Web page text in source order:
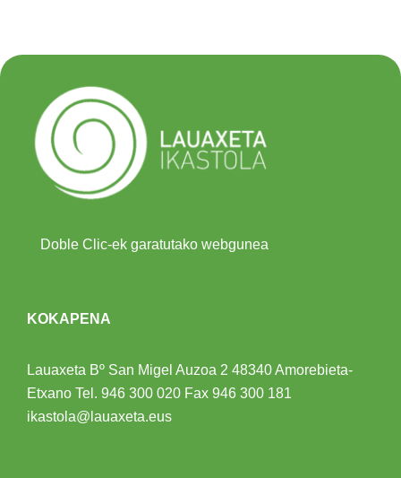
Doble Clic-ek garatutako webgunea
KOKAPENA
Lauaxeta Bº San Migel Auzoa 2 48340 Amorebieta-
Etxano Tel. 946 300 020 Fax 946 300 181
ikastola@lauaxeta.eus